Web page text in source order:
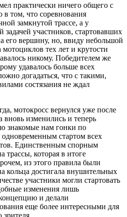
практически ничего общего с
в том, что соревнования
замкнутой трассе, а у
участников, стартовавших
его вершину, но, ввиду небольшой
тех лет и крутости
никому. Победителем же
удавалось больше всех
догадаться, что с такими,
состязания не ждал
мотокросс вернулся уже после
изменились и теперь
знакомые нам гонки по
одновременным стартом всех
Единственным спорным
трассы, которая в итоге
из этого правила были
кольца достигала внушительных
участники могли стартовать
изменения лишь
и делали
еще более интересными для